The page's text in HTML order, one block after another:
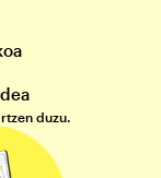
duzu.